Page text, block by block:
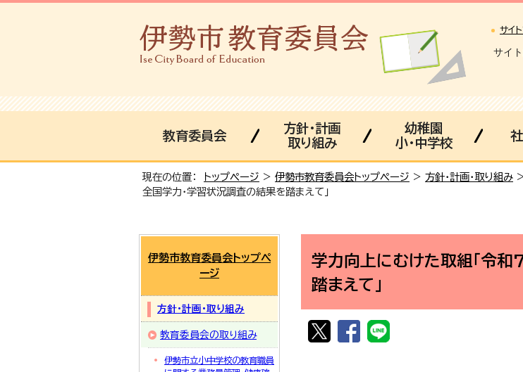
サイ
サイ
教育委員会
方針・計画
取り組み
幼稚園
小・中学校
現在の位置： トップページ > 伊勢市教育委員会トップページ > 方針・計画・取り組み
全国学力・学習状況調査の結果を踏まえて」
学力向上にむけた取組「令
踏まえて」
伊勢市教育委員会トップペ
ージ
方針・計画・取り組み
教育委員会の取り組み
伊勢市立小中学校の教育職員